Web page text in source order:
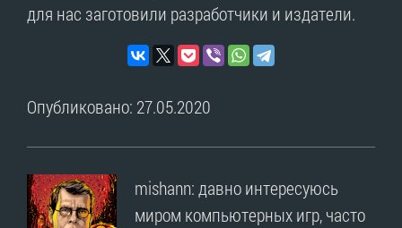
для нас заготовили разработчики и издатели.
Опубликовано: 27.05.2020
mishann: давно интересуюсь
миром компьютерных игр, часто